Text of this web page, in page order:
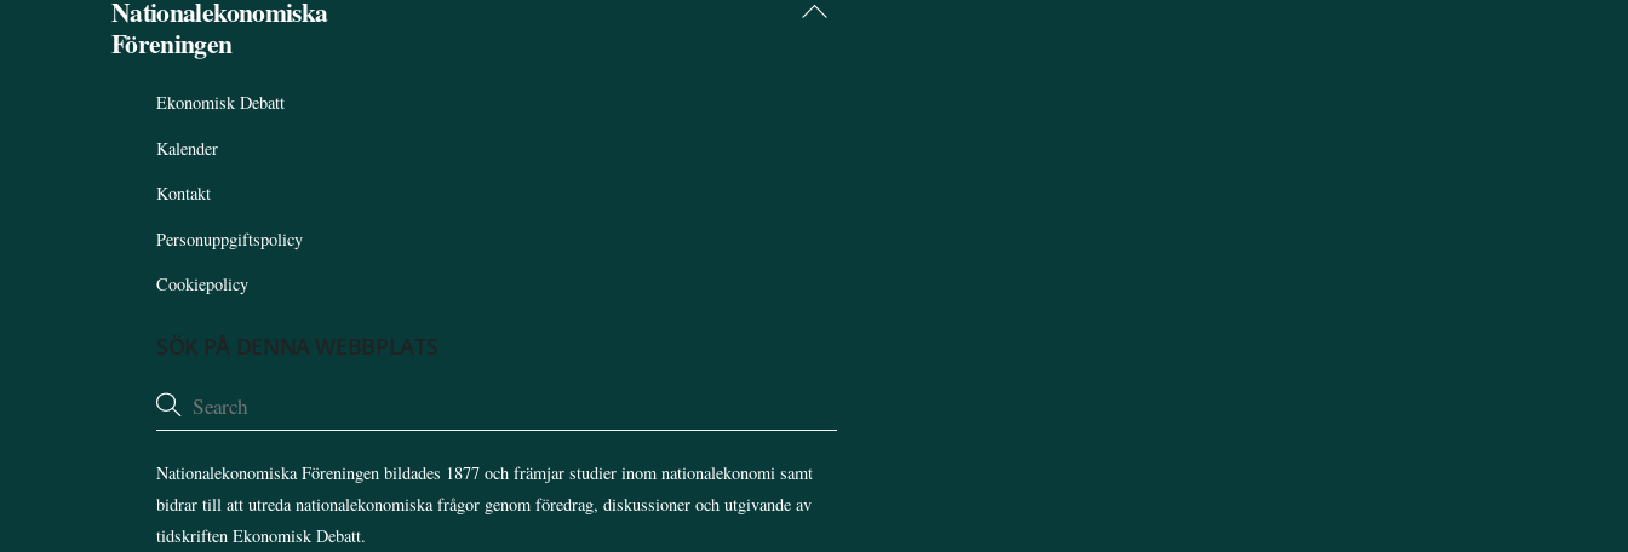
Back
Nationalekonomiska
Föreningen
Ekonomisk Debatt
Kalender
Kontakt
Personuppgiftspolicy
Cookiepolicy
SÖK PÅ DENNA WEBBPLATS
Nationalekonomiska Föreningen bildades 1877 och främjar studier inom nationalekonomi samt
bidrar till att utreda nationalekonomiska frågor genom föredrag, diskussioner och utgivande av
tidskriften Ekonomisk Debatt.